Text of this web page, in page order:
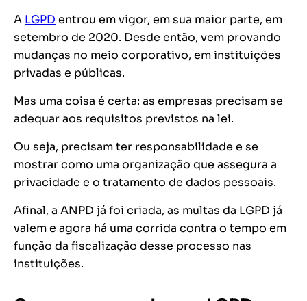
A LGPD entrou em vigor, em sua maior parte, em
setembro de 2020. Desde então, vem provando
mudanças no meio corporativo, em instituições
privadas e públicas.
Mas uma coisa é certa: as empresas precisam se
adequar aos requisitos previstos na lei.
Ou seja, precisam ter responsabilidade e se
mostrar como uma organização que assegura a
privacidade e o tratamento de dados pessoais.
Afinal, a ANPD já foi criada, as multas da LGPD já
valem e agora há uma corrida contra o tempo em
função da fiscalização desse processo nas
instituições.